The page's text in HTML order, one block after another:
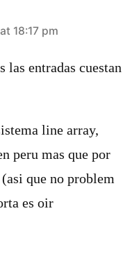
18:17 pm
las entradas cuestan
line array,
peru mas que por
que no problem
es oir